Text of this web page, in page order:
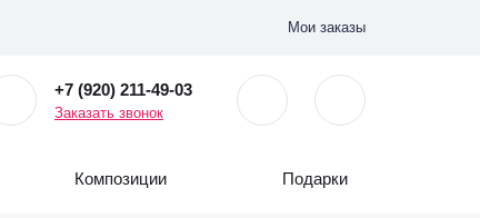
Мои заказы
+7 (920) 211-49-03
Заказать звонок
Композиции Подарки